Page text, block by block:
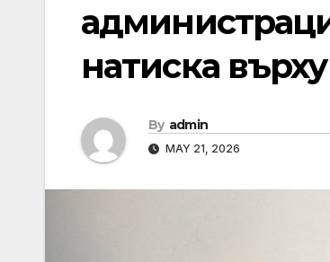
натиска
By admin
MAY 21, 2026